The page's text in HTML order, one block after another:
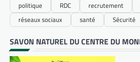
politique
RDC recrutement
réseaux sociaux
santé Sécurité
SAVON NATUREL DU CENTRE DU